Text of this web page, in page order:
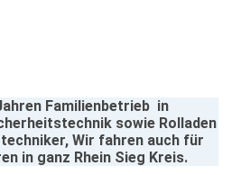
Familienbetrieb in
sowie Rolladen
Wir fahren auch für
in ganz Rhein Sieg Kreis.